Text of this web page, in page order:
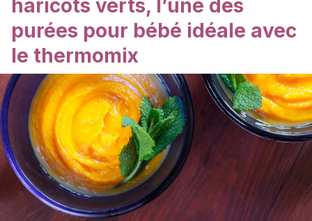
haricots verts, l’une des
purées pour bébé idéale avec
le thermomix